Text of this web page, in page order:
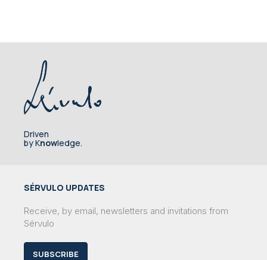
Driven
by Knowledge.
SÉRVULO UPDATES
Receive, by email, newsletters and invitations from
Sérvulo
SUBSCRIBE